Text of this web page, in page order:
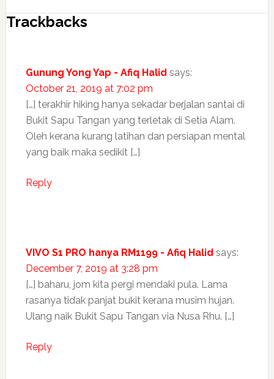
Trackbacks
Gunung Yong Yap - Afiq Halid says:
October 21, 2019 at 7:02 pm
[…] terakhir hiking hanya sekadar berjalan santai di
Bukit Sapu Tangan yang terletak di Setia Alam.
Oleh kerana kurang latihan dan persiapan mental
yang baik maka sedikit […]
Reply
VIVO S1 PRO hanya RM1199 - Afiq Halid says:
December 7, 2019 at 3:28 pm
[…] baharu, jom kita pergi mendaki pula. Lama
rasanya tidak panjat bukit kerana musim hujan.
Ulang naik Bukit Sapu Tangan via Nusa Rhu. […]
Reply